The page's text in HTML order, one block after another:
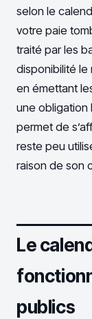
selon le
votre paie
traité par les
disponibilité le
en émettant
une obligation
permet de
reste peu
raison de son
Le
publics